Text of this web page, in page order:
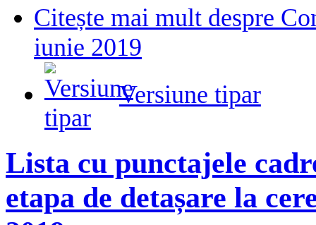
Citește mai mult despre
iunie 2019
Versiune tipar
Lista cu punctajele
etapa de detașare la